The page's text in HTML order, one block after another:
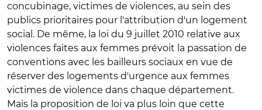
concubinage, victimes de violences, au sein des
publics prioritaires pour l'attribution d'un logement
social. De même, la loi du 9 juillet 2010 relative aux
violences faites aux femmes prévoit la passation de
conventions avec les bailleurs sociaux en vue de
réserver des logements d'urgence aux femmes
victimes de violence dans chaque département.
Mais la proposition de loi va plus loin que cette